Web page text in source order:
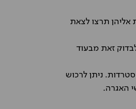
אליהן תרצו לצאת
זאת מבעוד
ניתן לרכוש
האגרה.